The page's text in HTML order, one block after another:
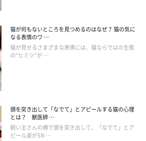
猫が何もないところを見つめるのはなぜ？ 猫の気に
なる表情のワ …
猫が見せるさまざまな表情には、猫ならではの生態
の“ヒミツ”が …
頭を突き出して「なでて」とアピールする猫の心理
とは？ 獣医師 …
飼い主さんの横で頭を突き出して、「なでて」とア
ピール姿がSN …